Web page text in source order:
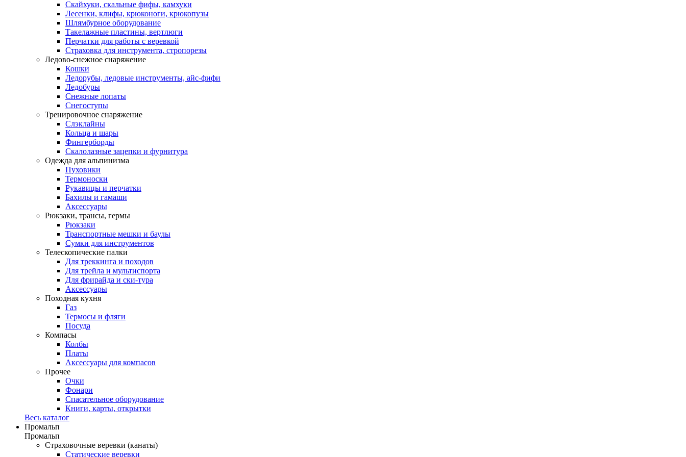
Скайхуки, скальные фифы, камхуки
Лесенки, клифы, крюконоги, крюкопузы
Шлямбурное оборудование
Такелажные пластины, вертлюги
Перчатки для работы с веревкой
Страховка для инструмента, стропорезы
Ледово-снежное снаряжение
Кошки
Ледорубы, ледовые инструменты, айс-фифи
Ледобуры
Снежные лопаты
Снегоступы
Тренировочное снаряжение
Слэклайны
Кольца и шары
Фингерборды
Скалолазные зацепки и фурнитура
Одежда для альпинизма
Пуховики
Термоноски
Рукавицы и перчатки
Бахилы и гамаши
Аксессуары
Рюкзаки, трансы, гермы
Рюкзаки
Транспортные мешки и баулы
Сумки для инструментов
Телескопические палки
Для треккинга и походов
Для трейла и мультиспорта
Для фрирайда и ски-тура
Аксессуары
Походная кухня
Газ
Термосы и фляги
Посуда
Компасы
Колбы
Платы
Аксессуары для компасов
Прочее
Очки
Фонари
Спасательное оборудование
Книги, карты, открытки
Весь каталог
Промальп
Промальп
Страховочные веревки (канаты)
Статические веревки